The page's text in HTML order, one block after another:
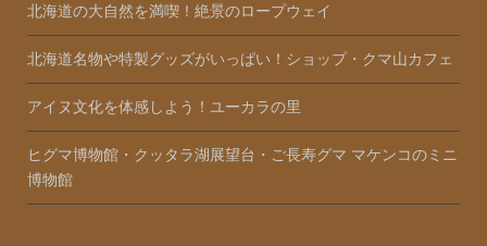
北海道の大自然を満喫！絶景のロープウェイ
北海道名物や特製グッズがいっぱい！ショップ・クマ山カフェ
アイヌ文化を体感しよう！ユーカラの里
ヒグマ博物館・クッタラ湖展望台・ご長寿グマ マケンコのミニ
博物館